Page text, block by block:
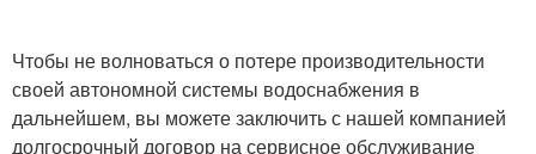
Чтобы не волноваться о потере производительности
своей автономной системы водоснабжения в
дальнейшем, вы можете заключить с нашей компанией
долгосрочный договор на сервисное обслуживание